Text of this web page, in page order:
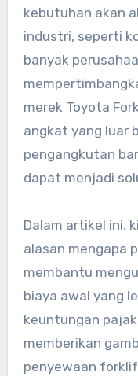
kebutuhan akan
industri, seperti
banyak
merek Toyota
angkat yang luar
pengangkutan
dapat menjadi
Dalam artikel ini,
alasan mengapa
membantu
biaya awal yang
keuntungan
memberikan
penyewaan